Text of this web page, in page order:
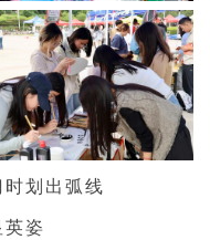
划出弧线
姿